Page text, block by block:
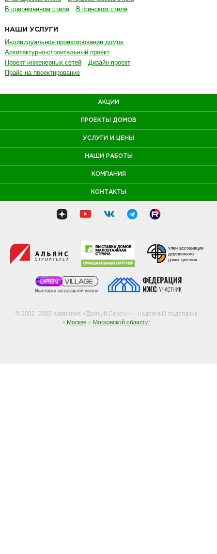
В современном стиле
В финском стиле
НАШИ УСЛУГИ
Индивидуальное проектирование домов
Архитектурно-строительный проект
Проект инженерных сетей
Дизайн проект
Прайс на проектирование
АКЦИИ
ПРОЕКТЫ ДОМОВ
УСЛУГИ И ЦЕНЫ
НАШИ РАБОТЫ
КОМПАНИЯ
КОНТАКТЫ
© 2002–2026 Компания «Дачный Сезон» — надежный подрядчик
в Москве и Московской области!
член ассоциации
деревянного
домостроения